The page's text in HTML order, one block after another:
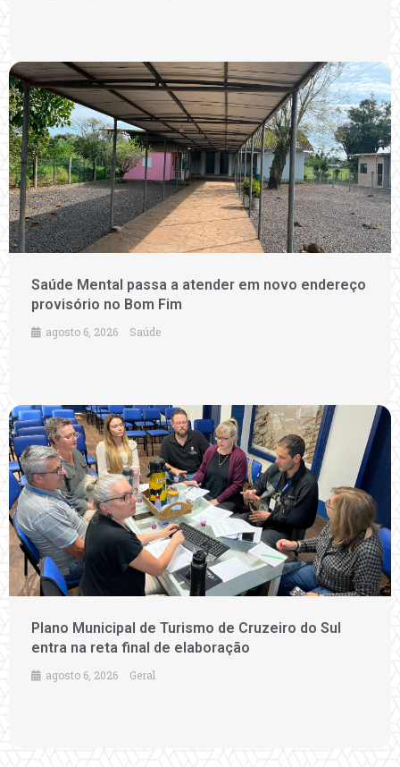
Saúde Mental passa a atender em novo endereço
provisório no Bom Fim
agosto 6, 2026 Saúde
Plano Municipal de Turismo de Cruzeiro do Sul
entra na reta final de elaboração
agosto 6, 2026 Geral